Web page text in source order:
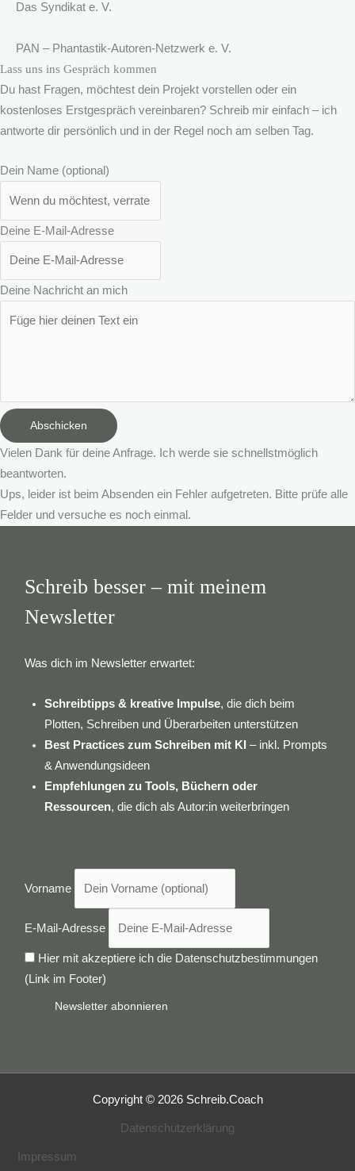
Das Syndikat e. V.
PAN – Phantastik-Autoren-Netzwerk e. V.
Lass uns ins Gespräch kommen
Du hast Fragen, möchtest dein Projekt vorstellen oder ein
kostenloses Erstgespräch vereinbaren? Schreib mir einfach – ich
antworte dir persönlich und in der Regel noch am selben Tag.
Dein Name (optional)
Deine E-Mail-Adresse
Deine Nachricht an mich
Abschicken
Vielen Dank für deine Anfrage. Ich werde sie schnellstmöglich
beantworten.
Ups, leider ist beim Absenden ein Fehler aufgetreten. Bitte prüfe alle
Felder und versuche es noch einmal.
Schreib besser – mit meinem
Newsletter
Was dich im Newsletter erwartet:
Schreibtipps & kreative Impulse, die dich beim
Plotten, Schreiben und Überarbeiten unterstützen
Best Practices zum Schreiben mit KI – inkl. Prompts
& Anwendungsideen
Empfehlungen zu Tools, Büchern oder
Ressourcen, die dich als Autor:in weiterbringen
Vorname
E-Mail-Adresse
Hier mit akzeptiere ich die Datenschutzbestimmungen
(Link im Footer)
Copyright © 2026 Schreib.Coach
Datenschutzerklärung
Impressum